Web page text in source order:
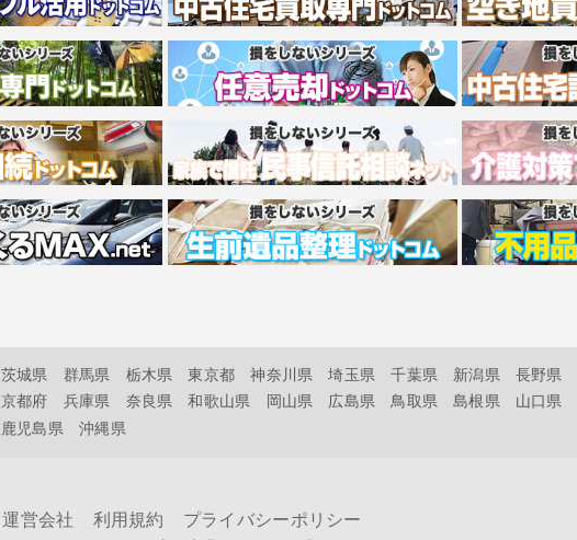
茨城県 群馬県 栃木県 東京都 神奈川県 埼玉県 千葉県 新潟県 長野県
京都府 兵庫県 奈良県 和歌山県 岡山県 広島県 鳥取県 島根県 山口県
鹿児島県 沖縄県
運営会社 利用規約 プライバシーポリシー